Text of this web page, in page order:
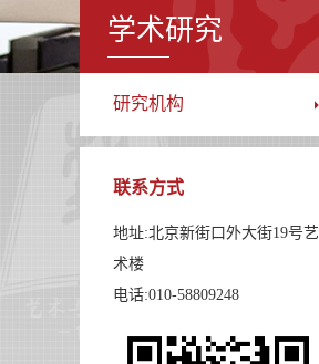
学术研究
研究机构
联系方式
地址:北京新街口外大街19号艺
术楼
电话:010-58809248